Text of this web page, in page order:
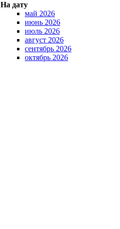
На дату
май 2026
июнь 2026
июль 2026
август 2026
сентябрь 2026
октябрь 2026